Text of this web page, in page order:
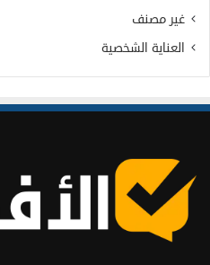
غير مصنف
العناية الشخصية